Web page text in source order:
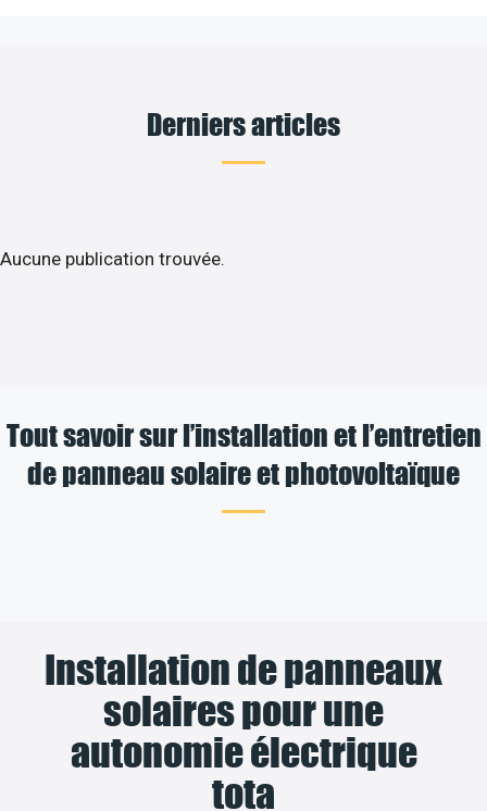
Derniers articles
Aucune publication trouvée.
Tout savoir sur l’installation et l’entretien
de panneau solaire et photovoltaïque
Installation de panneaux
solaires pour une
autonomie électrique
tota